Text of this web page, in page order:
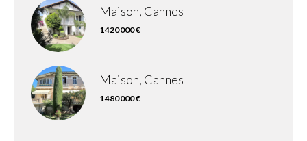
Maison, Cannes
1 420 000 €
Maison, Cannes
1 480 000 €